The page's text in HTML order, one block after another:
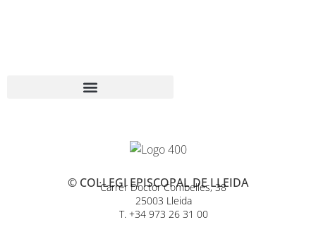
© COL·LEGI EPISCOPAL DE LLEIDA
Carrer Doctor Combelles, 38
25003 Lleida
T. +34 973 26 31 00